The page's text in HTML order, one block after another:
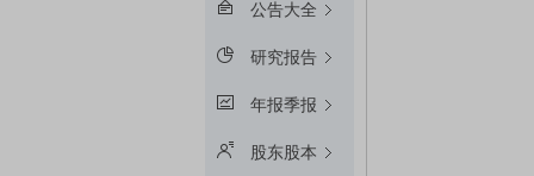
公告大全
研究报告
年报季报
股东股本